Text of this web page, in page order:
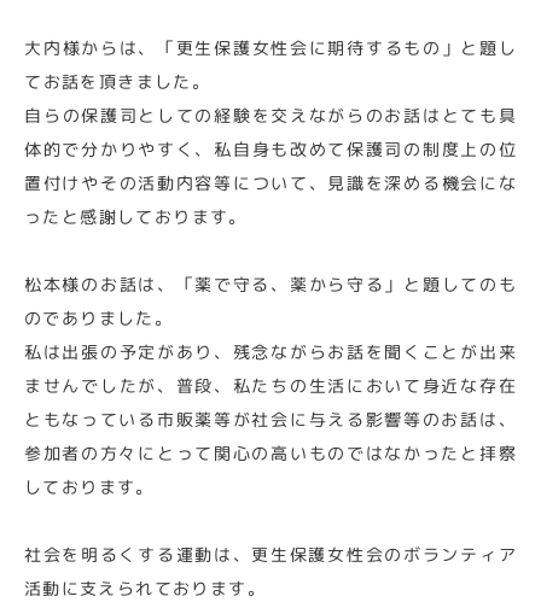
大内様からは、「更生保護女性会に期待するもの」と題し
てお話を頂きました。
自らの保護司としての経験を交えながらのお話はとても具
体的で分かりやすく、私自身も改めて保護司の制度上の位
置付けやその活動内容等について、見識を深める機会にな
ったと感謝しております。
松本様のお話は、「薬で守る、薬から守る」と題してのも
のでありました。
私は出張の予定があり、残念ながらお話を聞くことが出来
ませんでしたが、普段、私たちの生活において身近な存在
ともなっている市販薬等が社会に与える影響等のお話は、
参加者の方々にとって関心の高いものではなかったと拝察
しております。
社会を明るくする運動は、更生保護女性会のボランティア
活動に支えられております。